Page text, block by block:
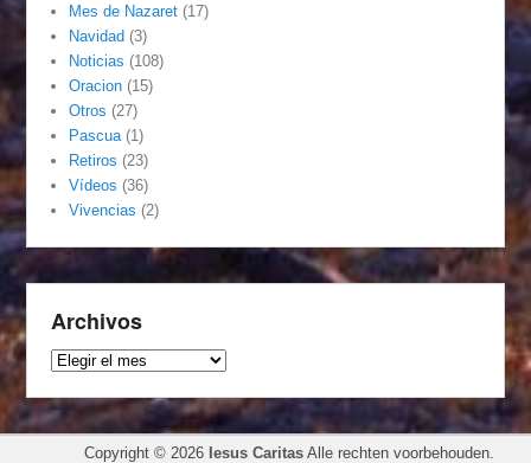
Mes de Nazaret (17)
Navidad (3)
Noticias (108)
Oracion (15)
Otros (27)
Pascua (1)
Retiros (23)
Vídeos (36)
Vivencias (2)
Archivos
Archivos
Copyright © 2026 Iesus Caritas Alle rechten voorbehouden.